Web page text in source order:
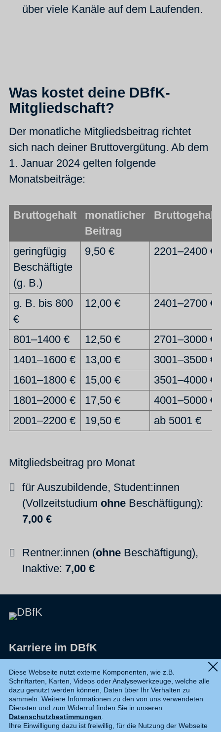
über viele Kanäle auf dem Laufenden.
Was kostet deine DBfK-
Mitgliedschaft?
Der monatliche Mitgliedsbeitrag richtet
sich nach deiner Bruttovergütung. Ab dem
1. Januar 2024 gelten folgende
Monatsbeiträge:
Bruttogehalt
monatlicher
Beitrag
Bruttogehalt
geringfügig
Beschäftigte
(g. B.)
9,50 € 2201–2400 €
g. B. bis 800
€
12,00 € 2401–2700 €
801–1400 € 12,50 €
2701–3000 €
1401–1600 €
13,00 €
3001–3500 €
1601–1800 €
15,00 €
3501–4000 €
1801–2000 €
17,50 €
4001–5000 €
2001–2200 €
19,50 € ab 5001 €
Mitgliedsbeitrag pro Monat
für Auszubildende, Student:innen
(Vollzeitstudium ohne Beschäftigung):
7,00 €
Rentner:innen (ohne Beschäftigung),
Inaktive: 7,00 €
Karriere im DBfK
Datenschutz
Shop
Widerruf
Diese Webseite nutzt externe Komponenten, wie z.B.
Schriftarten, Karten, Videos oder Analysewerkzeuge, welche alle
dazu genutzt werden können, Daten über Ihr Verhalten zu
sammeln. Weitere Informationen zu den von uns verwendeten
Diensten und zum Widerruf finden Sie in unseren
Datenschutzbestimmungen.
Ihre Einwilligung dazu ist freiwillig, für die Nutzung der Webseite